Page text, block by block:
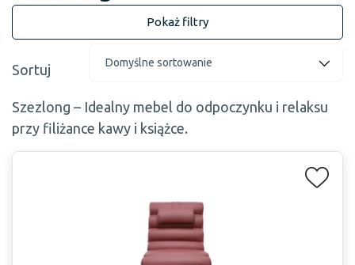
Sortuj
Szezlong – Idealny mebel do odpoczynku i relaksu
przy filiżance kawy i książce.